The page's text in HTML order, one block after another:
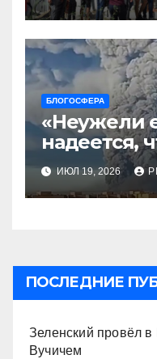
БЛОГОСФЕРА
«Неужели
надеется,
будет
ИЮЛ 19, 2026
ПОСЛЕДНИЕ
Зеленский провёл
Вучичем